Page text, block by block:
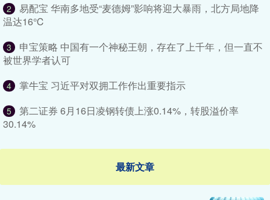
2
易配宝 华南多地受“麦德姆”影响将迎大暴雨，北方局地降
温达16℃
3
申宝策略 中国有一个神秘王朝，存在了上千年，但一直不
被世界学者认可
4 掌牛宝 习近平对双拥工作作出重要指示
5
第二证券 6月16日凌钢转债上涨0.14%，转股溢价率
30.14%
最新文章